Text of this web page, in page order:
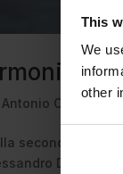
This
We
other
Selection
Antonio Capozzoli
seconda